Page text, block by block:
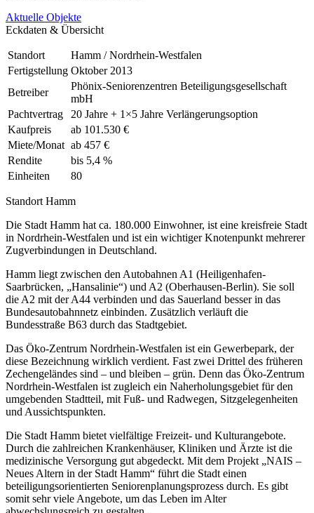
Aktuelle Objekte
Eckdaten & Übersicht
Standort
Hamm / Nordrhein-Westfalen
Fertigstellung Oktober 2013
Betreiber
Phönix-Seniorenzentren Beteiligungsgesellschaft
mbH
Pachtvertrag
20 Jahre + 1×5 Jahre Verlängerungsoption
Kaufpreis
ab 101.530 €
Miete/Monat ab 457 €
Rendite
bis 5,4 %
Einheiten
80
Standort Hamm
Die Stadt Hamm hat ca. 180.000 Einwohner, ist eine kreisfreie Stadt
in Nordrhein-Westfalen und ist ein wichtiger Knotenpunkt mehrerer
Zugverbindungen in Deutschland.
Hamm liegt zwischen den Autobahnen A1 (Heiligenhafen-
Saarbrücken, „Hansalinie“) und A2 (Oberhausen-Berlin). Sie soll
die A2 mit der A44 verbinden und das Sauerland besser in das
Bundesautobahnnetz einbinden. Zusätzlich verläuft die
Bundesstraße B63 durch das Stadtgebiet.
Das Öko-Zentrum Nordrhein-Westfalen ist ein Gewerbepark, der
diese Bezeichnung wirklich verdient. Fast zwei Drittel des früheren
Zechengeländes sind – und bleiben – grün. Denn das Öko-Zentrum
Nordrhein-Westfalen ist zugleich ein Naherholungsgebiet für den
umgebenden Stadtteil, mit Fuß- und Radwegen, Sitzgelegenheiten
und Aussichtspunkten.
Die Stadt Hamm bietet vielfältige Freizeit- und Kulturangebote.
Durch die zahlreichen Krankenhäuser, Kliniken und Ärzte ist die
medizinische Versorgung gut abgedeckt. Mit dem Projekt „NAIS –
Neues Altern in der Stadt Hamm“ führt die Stadt einen
beteiligungsorientierten Seniorenplanungsprozess durch. Es gibt
somit sehr viele Angebote, um das Leben im Alter